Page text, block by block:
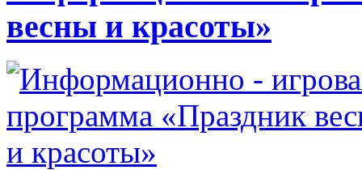
весны и красоты»